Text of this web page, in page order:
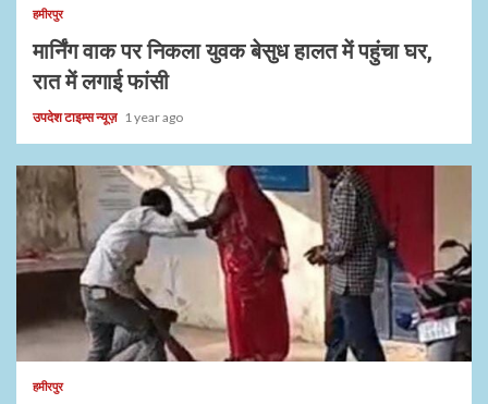
हमीरपुर
मार्निंग वाक पर निकला युवक बेसुध हालत में पहुंचा घर,
रात में लगाई फांसी
उपदेश टाइम्स न्यूज़ 1 year ago
1 min read
हमीरपुर